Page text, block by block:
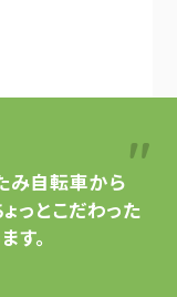
み自転車から
ょっとこだわった
す。